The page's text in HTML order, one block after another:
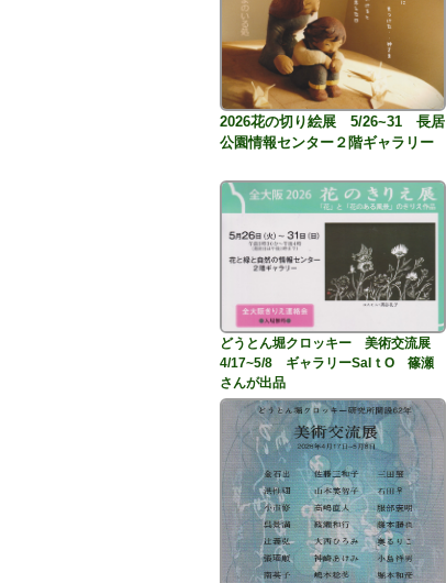
2026花の切り絵展 5/26~31 長居
公園情報センター２階ギャラリー
どうとん堀クロッキー 美術交流展
4/17~5/8 ギャラリーSaIｔO 篠瀬
さんが出品